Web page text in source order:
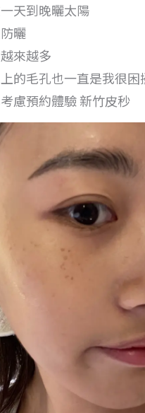
天到晚曬太陽
曬
來越多
的毛孔也一直是我很困
慮預約體驗 新竹皮秒